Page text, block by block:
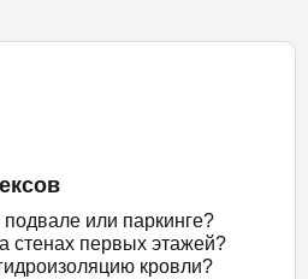
подвале или паркинге?
стенах первых этажей?
кровли?